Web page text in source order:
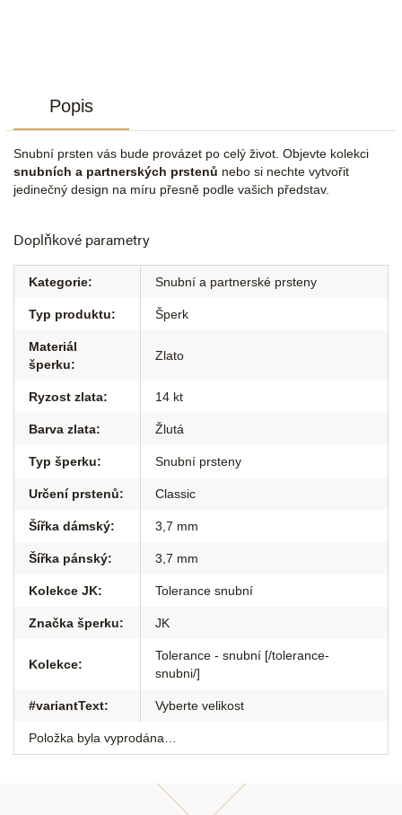
Popis
Snubní prsten vás bude provázet po celý život. Objevte kolekci
snubních a partnerských prstenů nebo si nechte vytvořit
jedinečný design na míru přesně podle vašich představ.
Doplňkové parametry
Kategorie: Snubní a partnerské prsteny
Typ produktu: Šperk
Materiál
šperku:
Zlato
Ryzost zlata: 14 kt
Barva zlata: Žlutá
Typ šperku: Snubní prsteny
Určení prstenů: Classic
Šířka dámský: 3,7 mm
Šířka pánský: 3,7 mm
Kolekce JK: Tolerance snubní
Značka šperku: JK
Kolekce:
Tolerance - snubní [/tolerance-
snubni/]
#variantText: Vyberte velikost
Položka byla vyprodána…